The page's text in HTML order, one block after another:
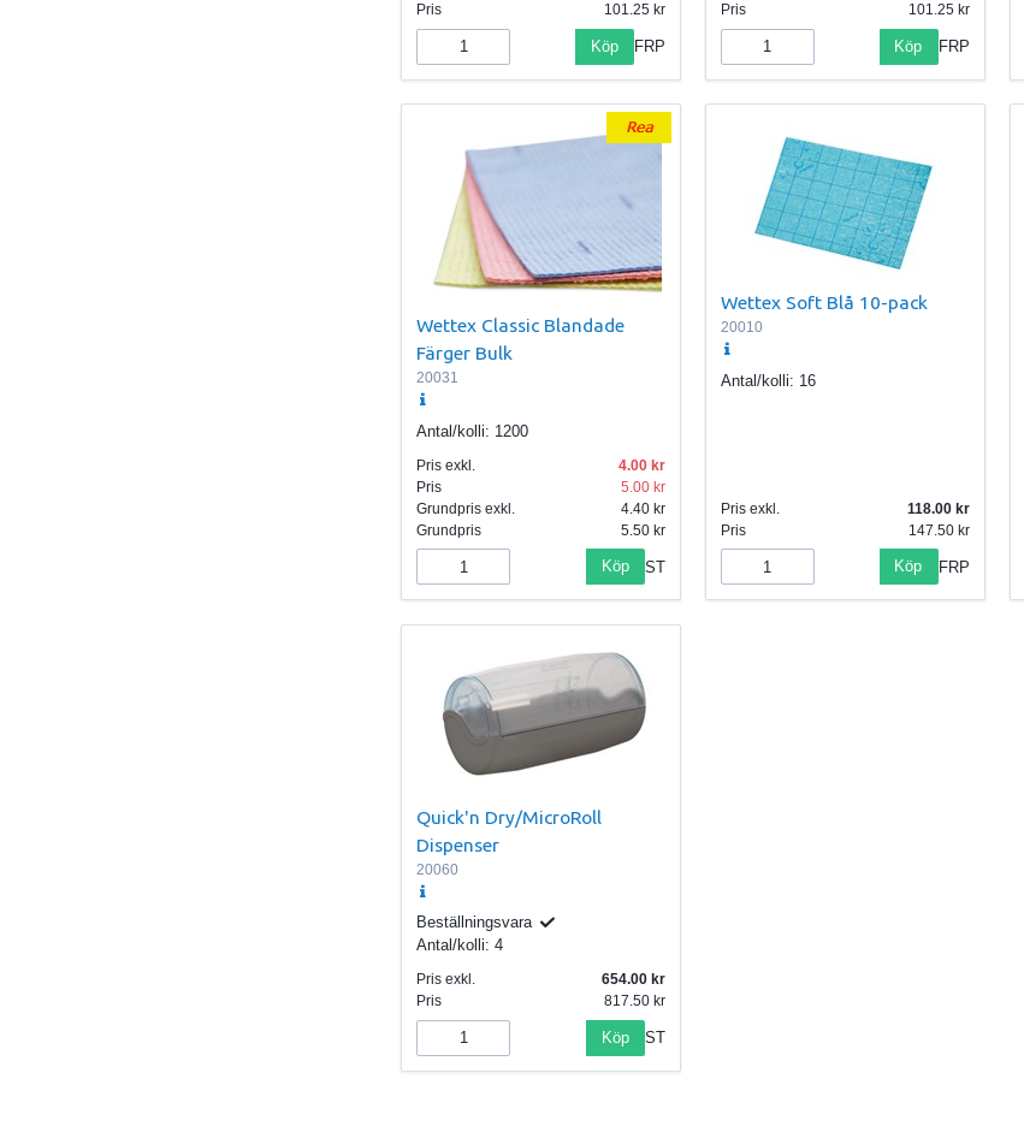
Pris
101.25
Köp FRP
Pris
101.25
Köp FRP
Wettex Classic Blandade
Färger Bulk
20031
Antal/kolli: 1200
Pris exkl.
4.00
Pris
5.00
Grundpris exkl.
4.40
Grundpris
5.50
Köp ST
Wettex Soft Blå 10-pack
20010
Antal/kolli: 16
Pris exkl.
118.00
Pris
147.50
Köp FRP
Quick'n Dry/MicroRoll
Dispenser
20060
Beställningsvara
Antal/kolli:4
Pris exkl.
654.00
Pris
817.50
Köp ST